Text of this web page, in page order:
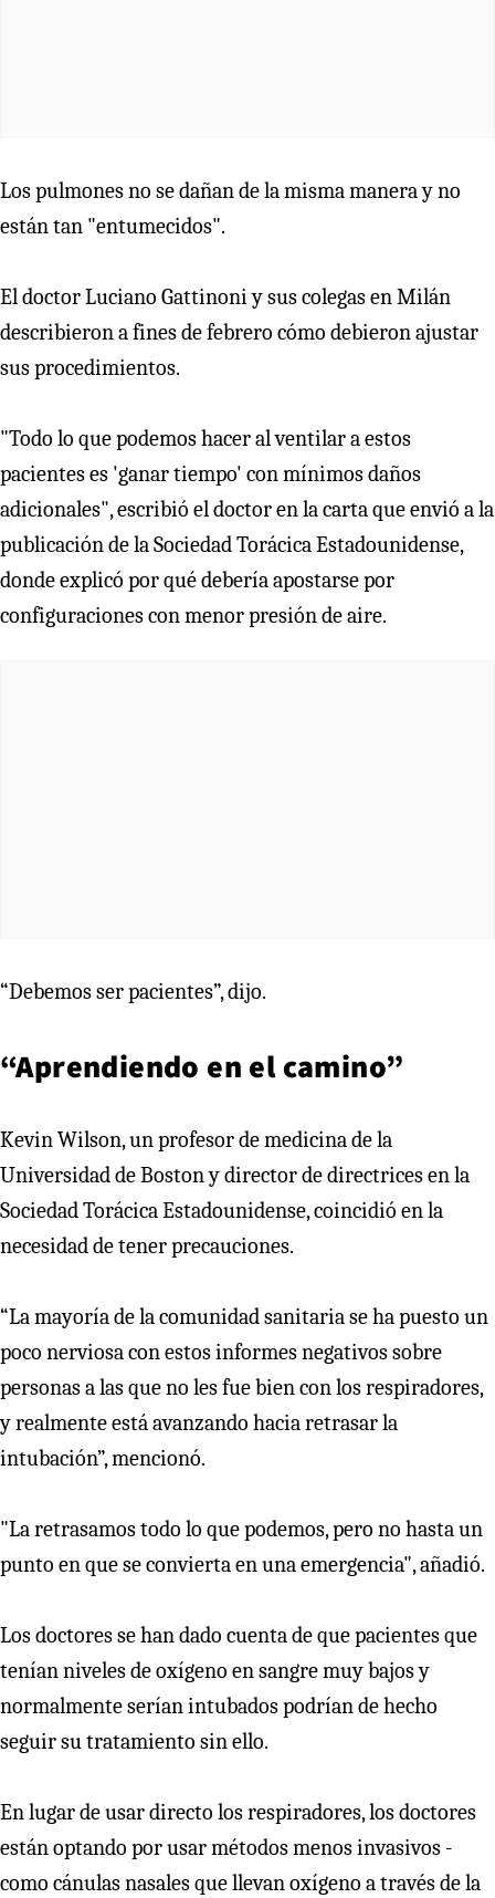
Los pulmones no se dañan de la misma manera y no
están tan "entumecidos".
El doctor Luciano Gattinoni y sus colegas en Milán
describieron a fines de febrero cómo debieron ajustar
sus procedimientos.
"Todo lo que podemos hacer al ventilar a estos
pacientes es 'ganar tiempo' con mínimos daños
adicionales", escribió el doctor en la carta que envió a la
publicación de la Sociedad Torácica Estadounidense,
donde explicó por qué debería apostarse por
configuraciones con menor presión de aire.
“Debemos ser pacientes”, dijo.
“Aprendiendo en el camino”
Kevin Wilson, un profesor de medicina de la
Universidad de Boston y director de directrices en la
Sociedad Torácica Estadounidense, coincidió en la
necesidad de tener precauciones.
“La mayoría de la comunidad sanitaria se ha puesto un
poco nerviosa con estos informes negativos sobre
personas a las que no les fue bien con los respiradores,
y realmente está avanzando hacia retrasar la
intubación”, mencionó.
"La retrasamos todo lo que podemos, pero no hasta un
punto en que se convierta en una emergencia", añadió.
Los doctores se han dado cuenta de que pacientes que
tenían niveles de oxígeno en sangre muy bajos y
normalmente serían intubados podrían de hecho
seguir su tratamiento sin ello.
En lugar de usar directo los respiradores, los doctores
están optando por usar métodos menos invasivos -
como cánulas nasales que llevan oxígeno a través de la